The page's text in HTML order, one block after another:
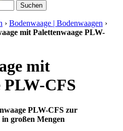
Suchen
› Bodenwaage | Bodenwaagen ›
mit Palettenwaage PLW-
mit
PLW-CFS
PLW-CFS zur
großen Mengen